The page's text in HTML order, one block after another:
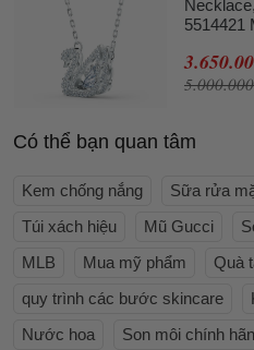
5514421
Có thể bạn quan tâm
Kem chống nắng Sữa rửa
Túi xách hiệu
Mũ Gucci
MLB
Mua mỹ phẩm Quà
quy trình các bước skincare
Nước hoa
Son môi chính